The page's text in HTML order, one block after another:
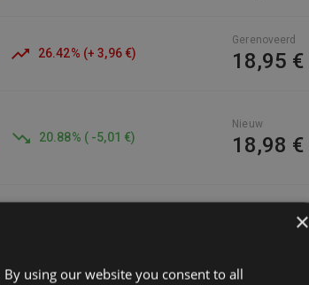
26.42% (+ 3,96 €)
Gerenoveerd
18,95 €
20.88% ( -5,01 €)
Nieuw
18,98 €
×
using our website you consent to all